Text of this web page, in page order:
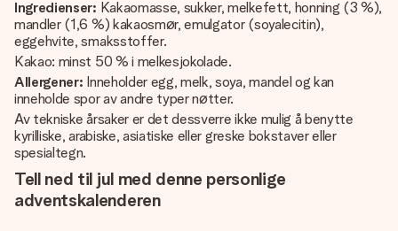
Ingredienser: Kakaomasse, sukker, melkefett, honning (3 %),
mandler (1,6 %) kakaosmør, emulgator (soyalecitin),
eggehvite, smaksstoffer.
Kakao: minst 50 % i melkesjokolade.
Allergener: Inneholder egg, melk, soya, mandel og kan
inneholde spor av andre typer nøtter.
Av tekniske årsaker er det dessverre ikke mulig å benytte
kyrilliske, arabiske, asiatiske eller greske bokstaver eller
spesialtegn.
Tell ned til jul med denne personlige
adventskalenderen